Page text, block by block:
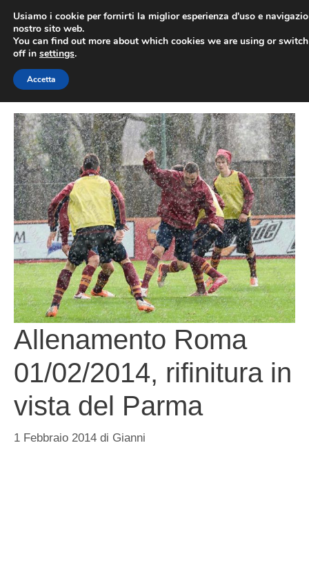
contenuto
Allenamento Roma
01/02/2014, rifinitura in
vista del Parma
1 Febbraio 2014 di Gianni
Usiamo i cookie per fornirti la miglior esperienza d'uso e
nostro sito web.
You can find out more about which cookies we are using or
off in settings.
Accetta